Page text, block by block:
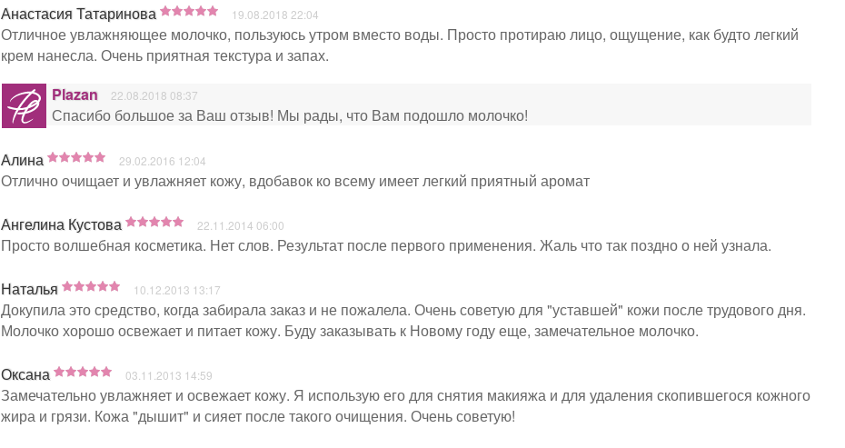
Анастасия Татаринова 19.08.2018 22:04
Отличное увлажняющее молочко, пользуюсь утром вместо воды. Просто протираю лицо, ощущение, как будто легкий
крем нанесла. Очень приятная текстура и запах.
Plazan
22.08.2018 08:37
Спасибо большое за Ваш отзыв! Мы рады, что Вам подошло молочко!
Алина 29.02.2016 12:04
Отлично очищает и увлажняет кожу, вдобавок ко всему имеет легкий приятный аромат
Ангелина Кустова 22.11.2014 06:00
Просто волшебная косметика. Нет слов. Результат после первого применения. Жаль что так поздно о ней узнала.
Наталья 10.12.2013 13:17
Докупила это средство, когда забирала заказ и не пожалела. Очень советую для "уставшей" кожи после трудового дня.
Молочко хорошо освежает и питает кожу. Буду заказывать к Новому году еще, замечательное молочко.
Оксана 03.11.2013 14:59
Замечательно увлажняет и освежает кожу. Я использую его для снятия макияжа и для удаления скопившегося кожного
жира и грязи. Кожа "дышит" и сияет после такого очищения. Очень советую!